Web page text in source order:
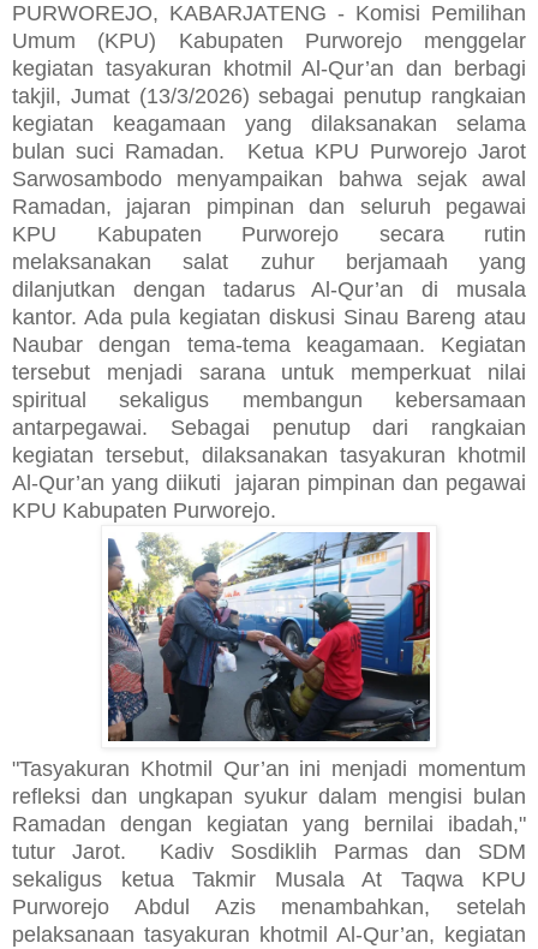
PURWOREJO, KABARJATENG - Komisi Pemilihan
Umum (KPU) Kabupaten Purworejo menggelar
kegiatan tasyakuran khotmil Al-Qur’an dan berbagi
takjil, Jumat (13/3/2026) sebagai penutup rangkaian
kegiatan keagamaan yang dilaksanakan selama
bulan suci Ramadan. Ketua KPU Purworejo Jarot
Sarwosambodo menyampaikan bahwa sejak awal
Ramadan, jajaran pimpinan dan seluruh pegawai
KPU Kabupaten Purworejo secara rutin
melaksanakan salat zuhur berjamaah yang
dilanjutkan dengan tadarus Al-Qur’an di musala
kantor. Ada pula kegiatan diskusi Sinau Bareng atau
Naubar dengan tema-tema keagamaan. Kegiatan
tersebut menjadi sarana untuk memperkuat nilai
spiritual sekaligus membangun kebersamaan
antarpegawai. Sebagai penutup dari rangkaian
kegiatan tersebut, dilaksanakan tasyakuran khotmil
Al-Qur’an yang diikuti jajaran pimpinan dan pegawai
KPU Kabupaten Purworejo.
"Tasyakuran Khotmil Qur’an ini menjadi momentum
refleksi dan ungkapan syukur dalam mengisi bulan
Ramadan dengan kegiatan yang bernilai ibadah,"
tutur Jarot. Kadiv Sosdiklih Parmas dan SDM
sekaligus ketua Takmir Musala At Taqwa KPU
Purworejo Abdul Azis menambahkan, setelah
pelaksanaan tasyakuran khotmil Al-Qur’an, kegiatan